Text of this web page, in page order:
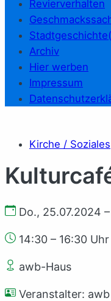
Revierverhalten
Archiv
Hier werben
Impressum
Kirche / Soziales
Do., 25.07.2024
14:30 – 16:30 Uhr
awb-Haus
Veranstalter: awb